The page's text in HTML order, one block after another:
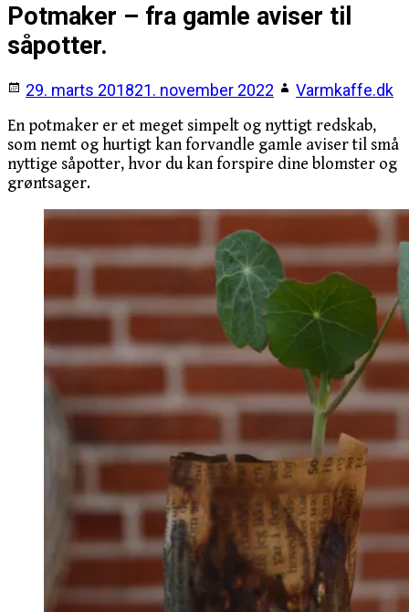
Potmaker – fra gamle aviser til
såpotter.
29. marts 201821. november 2022
Varmkaffe.dk
En potmaker er et meget simpelt og nyttigt redskab,
som nemt og hurtigt kan forvandle gamle aviser til små
nyttige såpotter, hvor du kan forspire dine blomster og
grøntsager.